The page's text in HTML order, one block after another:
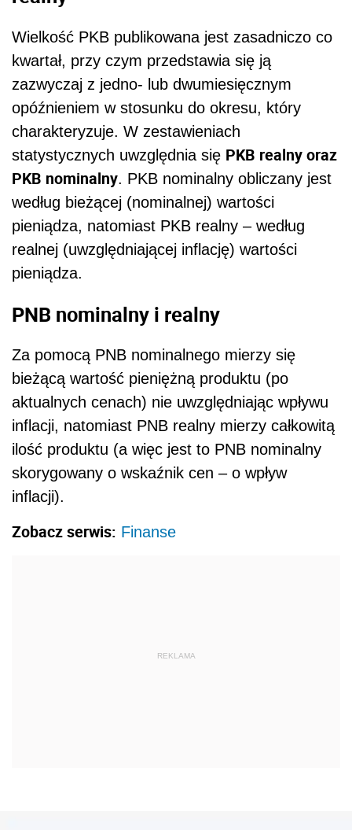
Wielkość PKB publikowana jest zasadniczo co
kwartał, przy czym przedstawia się ją
zazwyczaj z jedno- lub dwumiesięcznym
opóźnieniem w stosunku do okresu, który
charakteryzuje. W zestawieniach
statystycznych uwzględnia się PKB realny oraz
PKB nominalny. PKB nominalny obliczany jest
według bieżącej (nominalnej) wartości
pieniądza, natomiast PKB realny – według
realnej (uwzględniającej inflację) wartości
pieniądza.
PNB nominalny i realny
Za pomocą PNB nominalnego mierzy się
bieżącą wartość pieniężną produktu (po
aktualnych cenach) nie uwzględniając wpływu
inflacji, natomiast PNB realny mierzy całkowitą
ilość produktu (a więc jest to PNB nominalny
skorygowany o wskaźnik cen – o wpływ
inflacji).
Zobacz serwis: Finanse
REKLAMA